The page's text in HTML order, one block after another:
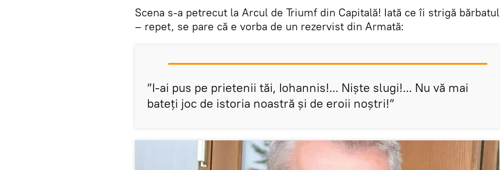
Scena s-a petrecut la Arcul de Triumf din Capitală! Iată ce îi strigă bărbatul
– repet, se pare că e vorba de un rezervist din Armată:
”I-ai pus pe prietenii tăi, Iohannis!... Niște slugi!... Nu vă mai
bateți joc de istoria noastră și de eroii noștri!”